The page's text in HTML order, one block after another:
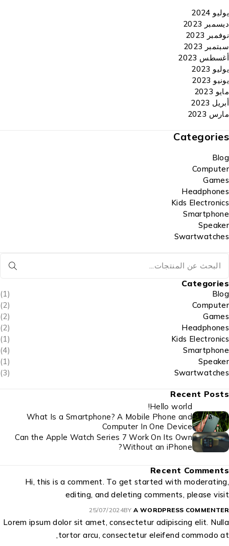
يوليو 2024
ديسمبر 2023
نوفمبر 2023
سبتمبر 2023
أغسطس 2023
يوليو 2023
يونيو 2023
مايو 2023
أبريل 2023
مارس 2023
Categories
Blog
Computer
Games
Headphones
Kids Electronics
Smartphone
Speaker
Swartwatches
Categories
Blog
(1)
Computer
(2)
Games
(2)
Headphones
(2)
Kids Electronics
(1)
Smartphone
(4)
Speaker
(1)
Swartwatches
(3)
Recent Posts
Hello world!
What Is a Smartphone? A Mobile Phone and
Computer In One Device
Can the Apple Watch Series 7 Work On Its Own
Without an iPhone?
Recent Comments
Hi, this is a comment. To get started with moderating,
editing, and deleting comments, please visit
BY A WORDPRESS COMMENTER
25/07/2024
Lorem ipsum dolor sit amet, consectetur adipiscing elit. Nulla
tortor arcu, consectetur eleifend commodo at,